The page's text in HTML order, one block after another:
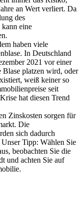
an Wert verliert. Da
des
eine
haben viele
In Deutschland
2021 vor einer
platzen wird, oder
weiß keiner so
seit
hat diesen Trend
Zinskosten sorgen für
Die
sich dadurch
Tipp: Wählen Sie
beobachten Sie die
und achten Sie auf